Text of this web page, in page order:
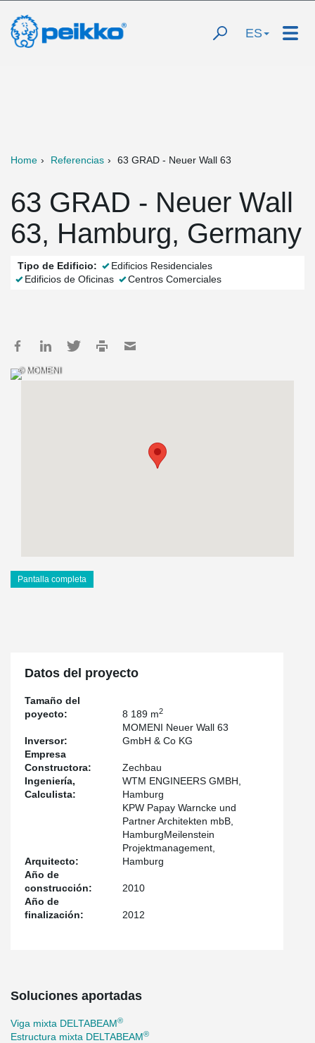
ES
Home Referencias 63 GRAD - Neuer Wall 63
63 GRAD - Neuer Wall
63, Hamburg, Germany
Tipo de Edificio:
Edificios Residenciales
Edificios de Oficinas
Centros Comerciales
© MOMENI
Pantalla completa
Datos del proyecto
Tamaño del
poyecto:
8 189 m2
Inversor:
MOMENI Neuer Wall 63
GmbH & Co KG
Empresa
Constructora:
Zechbau
Ingeniería,
Calculista:
WTM ENGINEERS GMBH,
Hamburg
Arquitecto:
KPW Papay Warncke und
Partner Architekten mbB,
HamburgMeilenstein
Projektmanagement,
Hamburg
Año de
construcción:
2010
Año de
finalización:
2012
Soluciones aportadas
Viga mixta DELTABEAM®
Estructura mixta DELTABEAM®